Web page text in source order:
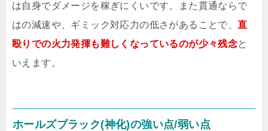
は自身でダメージを稼ぎにくいです。また貫通ならで
はの減速や、ギミック対応力の低さがあることで、直
殴りでの火力発揮も難しくなっているのが少々残念と
いえます。
ホールズブラック(神化)の強い点/弱い点